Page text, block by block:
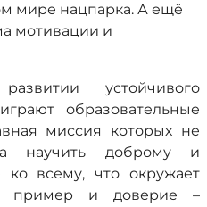
мире нацпарка. А ещё
мотивации и
устойчивого
образовательные
миссия которых не
а научить доброму и
всему, что окружает
пример и доверие –